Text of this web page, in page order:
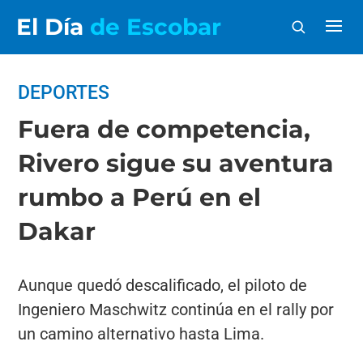
El Día de Escobar
DEPORTES
Fuera de competencia,
Rivero sigue su aventura
rumbo a Perú en el
Dakar
Aunque quedó descalificado, el piloto de
Ingeniero Maschwitz continúa en el rally por
un camino alternativo hasta Lima.